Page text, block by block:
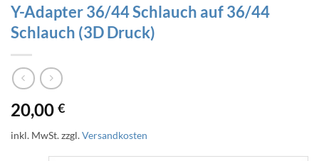
Y-Adapter 36/44 Schlauch auf 36/44
Schlauch (3D Druck)
20,00 €
inkl. MwSt.zzgl.Versandkosten